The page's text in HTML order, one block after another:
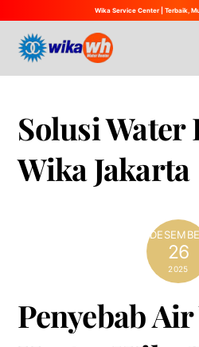
Wika Service Center | Terbaik,
content
Solusi Water
Wika Jakarta
26
2025
Penyebab